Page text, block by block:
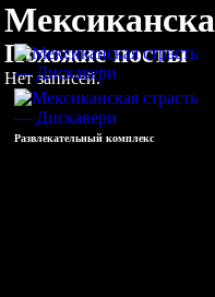
Развлекательный комплекс
Похожие посты
Нет записей.